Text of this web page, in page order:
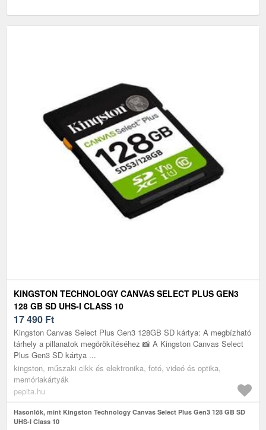
KINGSTON TECHNOLOGY CANVAS SELECT PLUS GEN3
128 GB SD UHS-I CLASS 10
17 490 Ft
Kingston Canvas Select Plus Gen3 128GB SD kártya: A megbízható
tárhely a pillanatok megörökítéséhez 📸 A Kingston Canvas Select
Plus Gen3 SD kártya ...
kingston, műszaki cikk és elektronika, fotó, videó és optika,
memóriakártyák
pepita.hu
Hasonlók, mint Kingston Technology Canvas Select Plus Gen3 128 GB SD
UHS-I Class 10